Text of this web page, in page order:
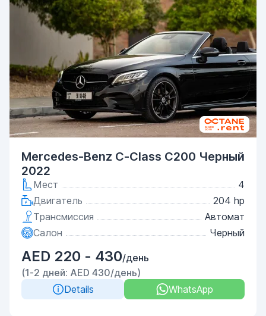
Mercedes-Benz C-Class C200 Черный
2022
Мест
4
Двигатель
204 hp
Трансмиссия
Автомат
Салон
Черный
AED 220 - 430/день
(1-2 дней: AED 430/день)
Details
WhatsApp